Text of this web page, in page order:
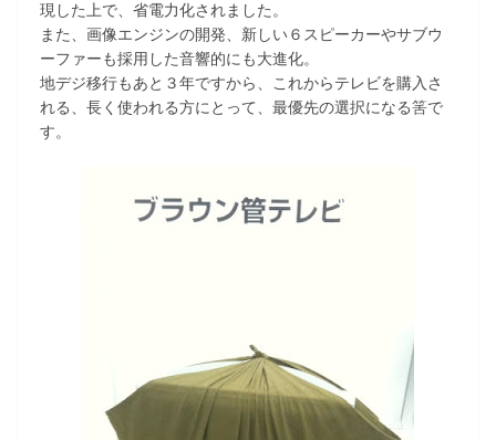
現した上で、省電力化されました。
また、画像エンジンの開発、新しい６スピーカーやサブウ
ーファーも採用した音響的にも大進化。
地デジ移行もあと３年ですから、これからテレビを購入さ
れる、長く使われる方にとって、最優先の選択になる筈で
す。